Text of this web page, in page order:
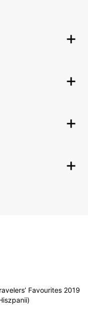
Favourites 2019